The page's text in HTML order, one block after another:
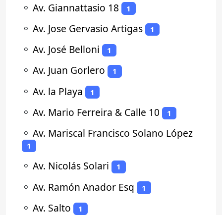
⚬ Av. Giannattasio 18 1
⚬ Av. Jose Gervasio Artigas 1
⚬ Av. José Belloni 1
⚬ Av. Juan Gorlero 1
⚬ Av. la Playa 1
⚬ Av. Mario Ferreira & Calle 10 1
⚬ Av. Mariscal Francisco Solano López
1
⚬ Av. Nicolás Solari 1
⚬ Av. Ramón Anador Esq 1
⚬ Av. Salto 1